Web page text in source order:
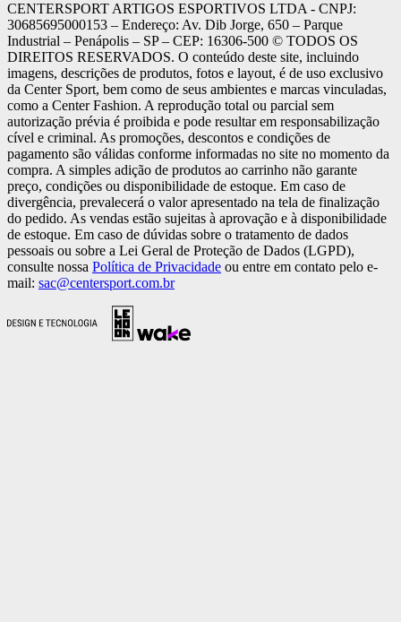
CENTERSPORT ARTIGOS ESPORTIVOS LTDA - CNPJ:
30685695000153 – Endereço: Av. Dib Jorge, 650 – Parque
Industrial – Penápolis – SP – CEP: 16306-500 ©️ TODOS OS
DIREITOS RESERVADOS. O conteúdo deste site, incluindo
imagens, descrições de produtos, fotos e layout, é de uso exclusivo
da Center Sport, bem como de seus ambientes e marcas vinculadas,
como a Center Fashion. A reprodução total ou parcial sem
autorização prévia é proibida e pode resultar em responsabilização
cível e criminal. As promoções, descontos e condições de
pagamento são válidas conforme informadas no site no momento da
compra. A simples adição de produtos ao carrinho não garante
preço, condições ou disponibilidade de estoque. Em caso de
divergência, prevalecerá o valor apresentado na tela de finalização
do pedido. As vendas estão sujeitas à aprovação e à disponibilidade
de estoque. Em caso de dúvidas sobre o tratamento de dados
pessoais ou sobre a Lei Geral de Proteção de Dados (LGPD),
consulte nossa Política de Privacidade ou entre em contato pelo e-
mail: sac@centersport.com.br